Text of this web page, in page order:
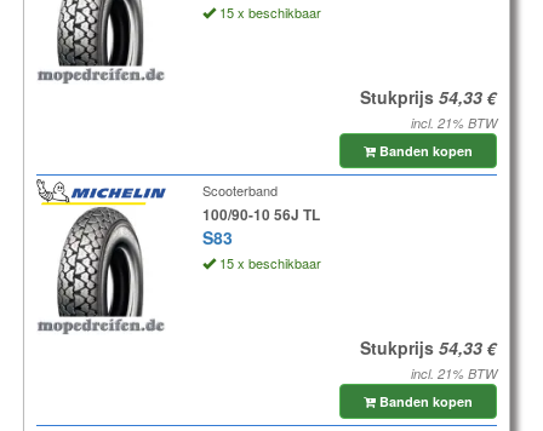
15 x beschikbaar
Stukprijs
incl. 21% BTW
Banden kopen
Scooterband
100/90-10 56J TL
S83
15 x beschikbaar
Stukprijs
incl. 21% BTW
Banden kopen